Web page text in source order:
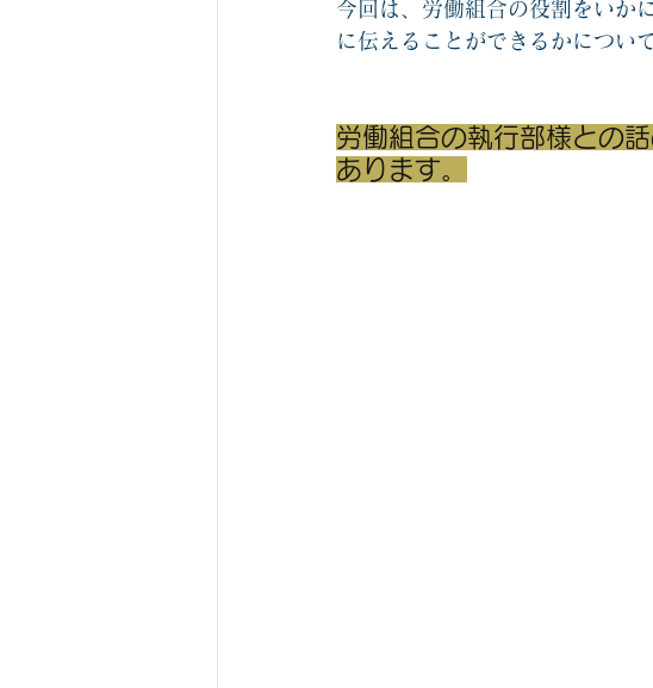
今回は、労働組合の役割をいか
に伝えることができるかについ
労働組合の執行部様との
あります。